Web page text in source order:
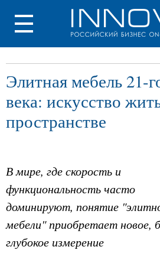
Элитная мебель 21-
века: искусство
пространстве
В мире, где скорость и
функциональность часто
доминируют, понятие
мебели" приобретает новое,
глубокое измерение